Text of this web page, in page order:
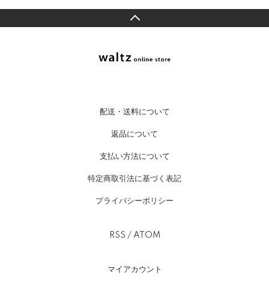
配送・送料について
返品について
支払い方法について
特定商取引法に基づく表記
プライバシーポリシー
RSS / ATOM
マイアカウント